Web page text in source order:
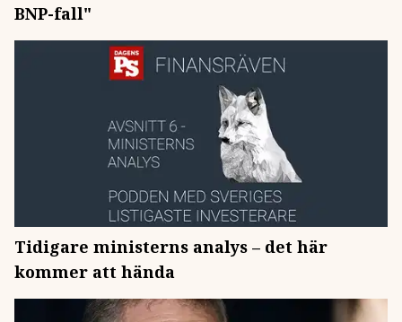
BNP-fall"
Tidigare ministerns analys – det här
kommer att hända